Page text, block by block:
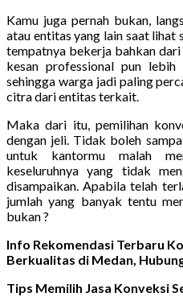
Kamu juga pernah bukan,
atau entitas yang lain saat lihat
tempatnya bekerja bahkan dari
kesan professional pun
sehingga warga jadi paling
citra dari entitas terkait.
Maka dari itu, pemilihan
dengan jeli. Tidak boleh
untuk kantormu malah
keseluruhnya yang tidak
disampaikan. Apabila telah
jumlah yang banyak tentu
bukan ?
Info Rekomendasi Terbaru
Berkualitas di Medan,
Tips Memilih Jasa Konveksi